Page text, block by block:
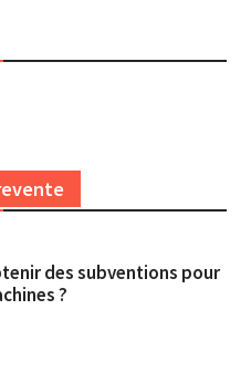
des subventions pour
?